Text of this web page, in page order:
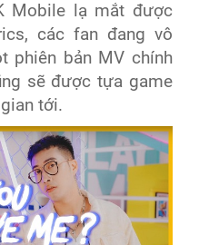
Mobile lạ mắt được
các fan đang vô
phiên bản MV chính
sẽ được tựa game
tới.